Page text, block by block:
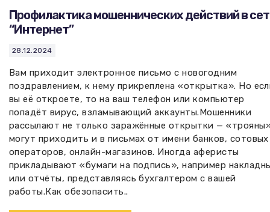
Профилактика мошеннических действий в
“Интернет”
28.12.2024
Вам приходит электронное письмо с новогодним
поздравлением, к нему прикреплена «открытка». Но
вы её откроете, то на ваш телефон или компьютер
попадёт вирус, взламывающий аккаунты.Мошенники
рассылают не только заражённые открытки —
могут приходить и в письмах от имени банков, сотовых
операторов, онлайн-магазинов. Иногда аферисты
прикладывают «бумаги на подпись», например
или отчёты, представляясь бухгалтером с вашей
работы.Как обезопасить..